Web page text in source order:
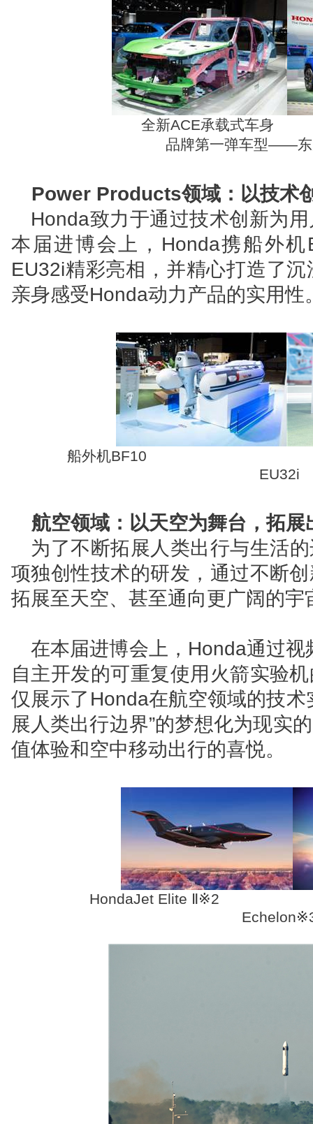
全新ACE承载
品牌第一弹车型——
Power Products领域：以技术
Honda致力于通过技术创新为
本届进博会上，Honda携船外
EU32i精彩亮相，并精心打造了
亲身感受Honda动力产品的实用性
船外机BF10 变
EU32i
航空领域：以天空为舞台，拓展
为了不断拓展人类出行与生活
项独创性技术的研发，通过不断
拓展至天空、甚至通向更广阔的宇
在本届进博会上，Honda通过
自主开发的可重复使用火箭实验
仅展示了Honda在航空领域的技
展人类出行边界”的梦想化为现实
值体验和空中移动出行的喜悦。
HondaJet Elite Ⅱ※2